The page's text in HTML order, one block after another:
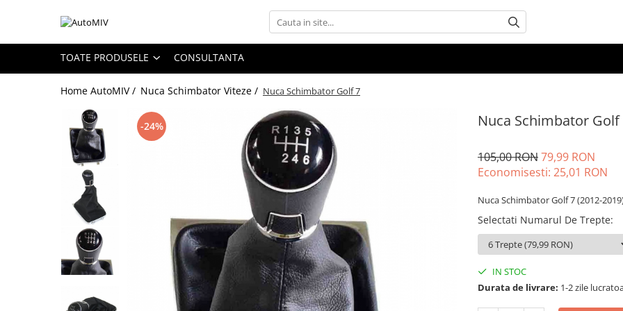
Toate Produsele
Oferta Saptamanii
Butoane Reglare Oglinzi
Butoane Blocare/Deblocare
Buton Clapeta Rezervor
Buton Portbagaj
Butoane Semnalizare
TOATE PRODUSELE CONSULTANTA
Home AutoMIV / Nuca Schimbator Viteze / Nuca Schimbator Golf 7
Nuca Schimbator Golf
-24%
105,00 RON79,99 RON
Economisesti: 25,01 RON
Nuca Schimbator Golf 7 (2012-
Selectati Numarul De Trepte:
IN STOC
Durata de livrare: 1-2 zile